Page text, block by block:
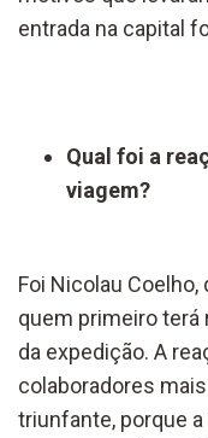
entrada na capital
Qual foi a
viagem?
Foi Nicolau
quem primeiro terá
da expedição. A
colaboradores
triunfante, porque a